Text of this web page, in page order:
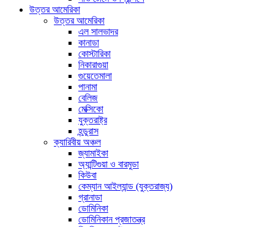
উত্তর আমেরিকা
উত্তর আমেরিকা
এল সালভাদর
কানাডা
কোস্টারিকা
নিকারাগুয়া
গুয়েতেমালা
পানামা
বেলিজ
মেক্সিকো
যুক্তরাষ্ট্র
হন্ডুরাস
ক্যারিবীয় অঞ্চল
জ্যামাইকা
অ্যান্টিগুয়া ও বারমুডা
কিউবা
কেম্যান আইল্যান্ড (যুক্তরাজ্য)
গ্রানাডা
ডোমিনিকা
ডোমিনিকান প্রজাতন্ত্র